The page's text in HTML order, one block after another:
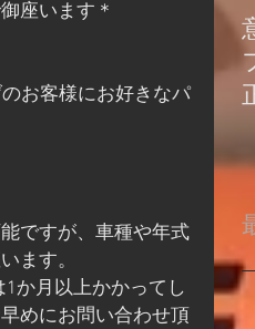
座います＊
お客様にお好きなパ
ですが、車種や年式
ます。
か月以上かかってし
めにお問い合わせ頂